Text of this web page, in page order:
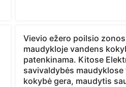
Vievio ežero poilsio zonos
maudykloje vandens
patenkinama. Kitose
savivaldybės maudyklose
kokybė gera, maudytis